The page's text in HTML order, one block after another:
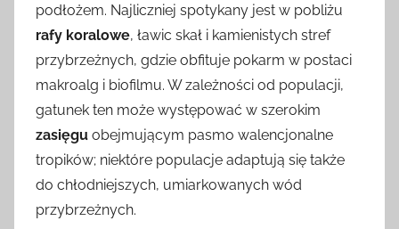
podłożem. Najliczniej spotykany jest w pobliżu
rafy koralowe, ławic skał i kamienistych stref
przybrzeżnych, gdzie obfituje pokarm w postaci
makroalg i biofilmu. W zależności od populacji,
gatunek ten może występować w szerokim
zasięgu obejmującym pasmo walencjonalne
tropików; niektóre populacje adaptują się także
do chłodniejszych, umiarkowanych wód
przybrzeżnych.